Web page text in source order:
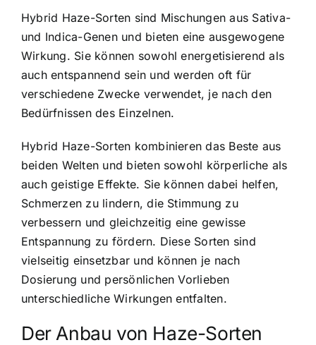
Hybrid Haze-Sorten sind Mischungen aus Sativa-
und Indica-Genen und bieten eine ausgewogene
Wirkung. Sie können sowohl energetisierend als
auch entspannend sein und werden oft für
verschiedene Zwecke verwendet, je nach den
Bedürfnissen des Einzelnen.
Hybrid Haze-Sorten kombinieren das Beste aus
beiden Welten und bieten sowohl körperliche als
auch geistige Effekte. Sie können dabei helfen,
Schmerzen zu lindern, die Stimmung zu
verbessern und gleichzeitig eine gewisse
Entspannung zu fördern. Diese Sorten sind
vielseitig einsetzbar und können je nach
Dosierung und persönlichen Vorlieben
unterschiedliche Wirkungen entfalten.
Der Anbau von Haze-Sorten